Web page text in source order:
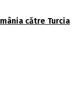
către Turcia